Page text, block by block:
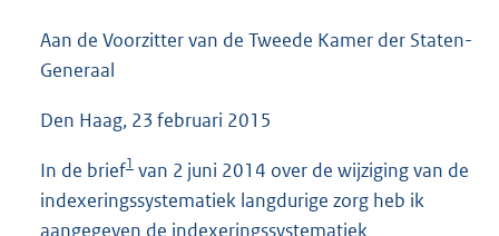
b
Aan de Voorzitter van de Tweede Kamer der Staten-
Generaal
Den Haag, 23 februari 2015
In de brief1 van 2 juni 2014 over de wijziging van de
indexeringssystematiek langdurige zorg heb ik
aangegeven de indexeringssystematiek